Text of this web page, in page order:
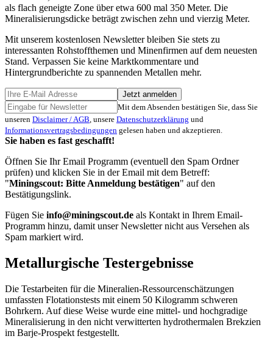
als flach geneigte Zone über etwa 600 mal 350 Meter. Die
Mineralisierungsdicke beträgt zwischen zehn und vierzig Meter.
Mit unserem kostenlosen Newsletter bleiben Sie stets zu
interessanten Rohstoffthemen und Minenfirmen auf dem neuesten
Stand. Verpassen Sie keine Marktkommentare und
Hintergrundberichte zu spannenden Metallen mehr.
Jetzt anmelden
Mit dem Absenden bestätigen Sie, dass Sie
unseren Disclaimer / AGB, unsere Datenschutzerklärung und
Informationsvertragsbedingungen gelesen haben und akzeptieren.
Sie haben es fast geschafft!
Öffnen Sie Ihr Email Programm (eventuell den Spam Ordner
prüfen) und klicken Sie in der Email mit dem Betreff:
"Miningscout: Bitte Anmeldung bestätigen" auf den
Bestätigungslink.
Fügen Sie info@miningscout.de als Kontakt in Ihrem Email-
Programm hinzu, damit unser Newsletter nicht aus Versehen als
Spam markiert wird.
Metallurgische Testergebnisse
Die Testarbeiten für die Mineralien-Ressourcenschätzungen
umfassten Flotationstests mit einem 50 Kilogramm schweren
Bohrkern. Auf diese Weise wurde eine mittel- und hochgradige
Mineralisierung in den nicht verwitterten hydrothermalen Brekzien
im Barje-Prospekt festgestellt.